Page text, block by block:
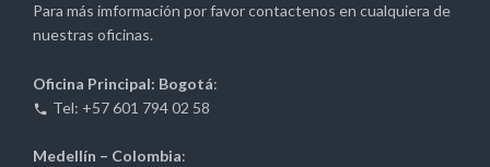
Para más imformación por favor contactenos en cualquiera de
nuestras oficinas.
Oficina Principal: Bogotá:
Tel: +57 601 794 02 58
Medellín – Colombia: